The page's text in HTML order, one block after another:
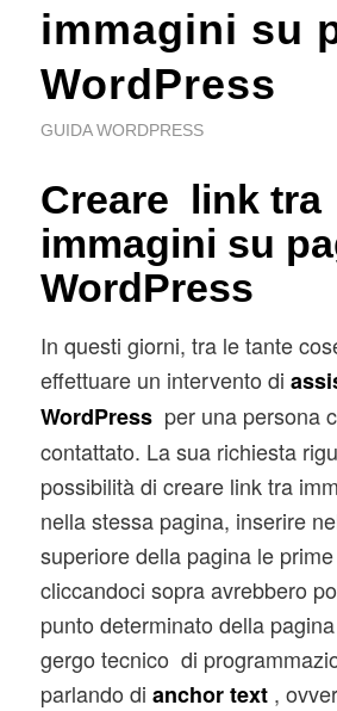
immagini su
WordPress
GUIDA WORDPRESS
Creare link tra
immagini su
WordPress
In questi giorni, tra le tante
effettuare un intervento di
WordPress per una persona
contattato. La sua richiesta
possibilità di creare link tra
nella stessa pagina, inserire
superiore della pagina le
cliccandoci sopra avrebbero
punto determinato della
gergo tecnico di
parlando di anchor text ,